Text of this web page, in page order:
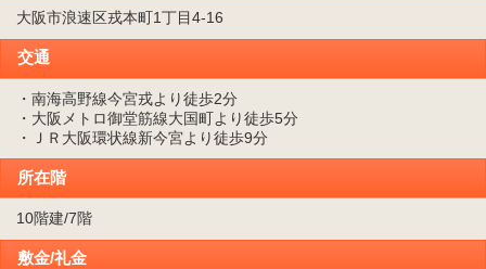
大阪市浪速区戎本町1丁目4-16
交通
・南海高野線今宮戎より徒歩2分
・大阪メトロ御堂筋線大国町より徒歩5分
・ＪＲ大阪環状線新今宮より徒歩9分
所在階
10階建/7階
敷金/礼金